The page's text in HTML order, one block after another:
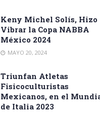
Keny Michel Solís, Hizo
Vibrar la Copa NABBA
México 2024
MAYO 20, 2024
Triunfan Atletas
Fisicoculturistas
Mexicanos, en el
de Italia 2023